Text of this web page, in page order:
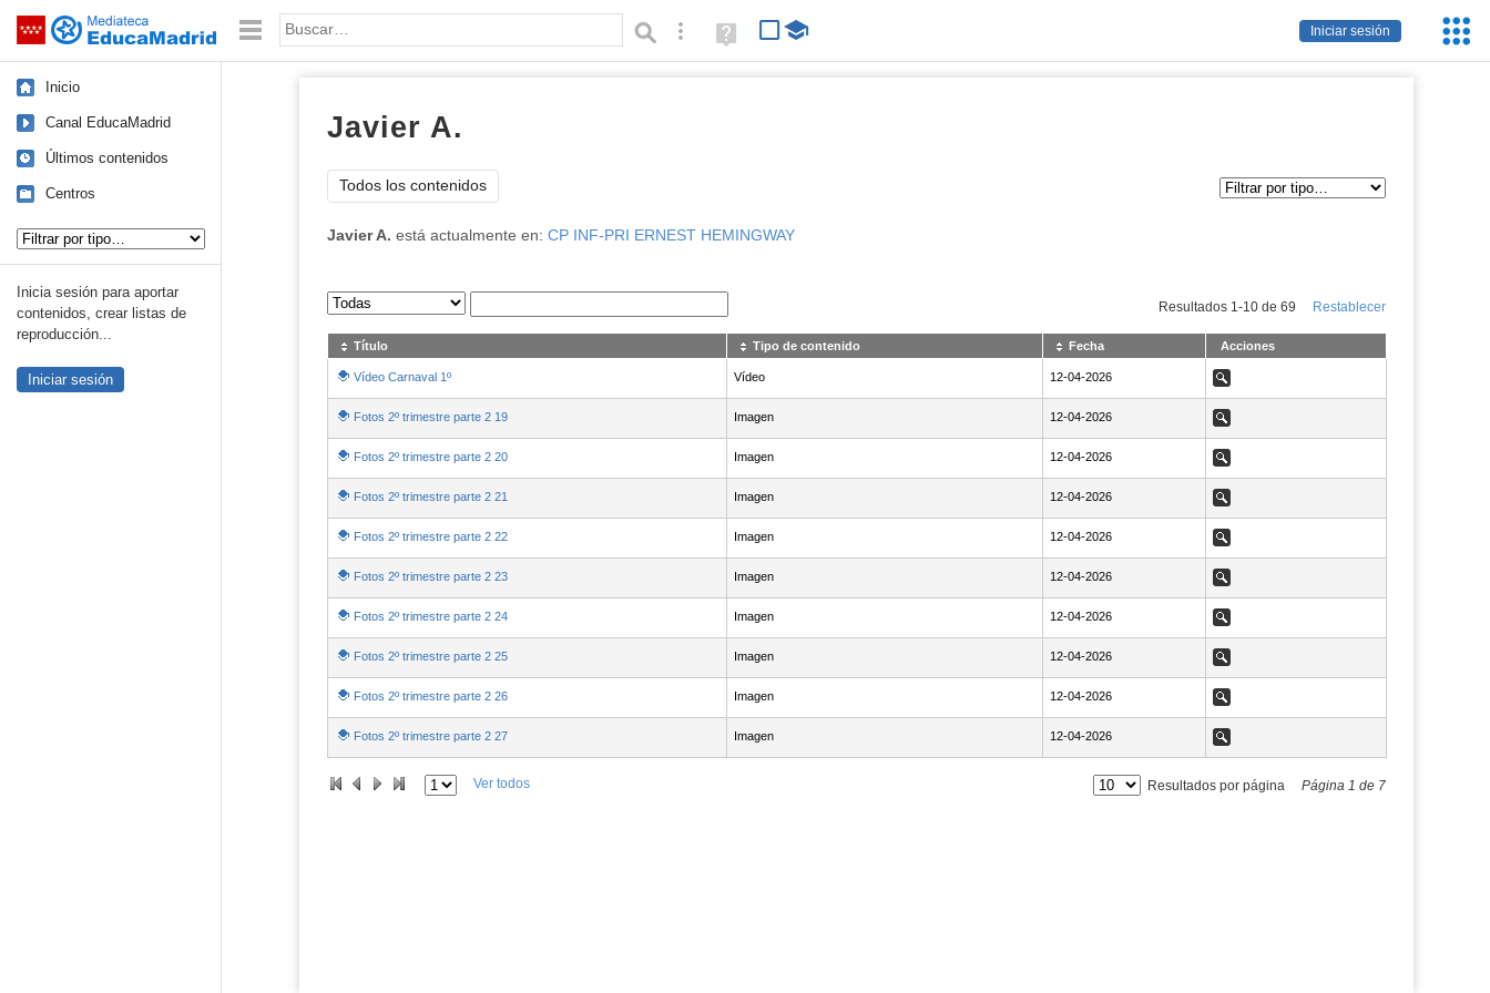
Saltar navegación
Iniciar sesión
Palabra o frase: Búsqueda avanzada
Ayuda
(en
Inicio
Canal EducaMadrid
Últimos contenidos
Centros
Inicia sesión para aportar
contenidos, crear listas de
reproducción...
Iniciar sesión
Javier A.
Todos los contenidos
Javier A. está actualmente en: CP INF-PRI ERNEST HEMINGWAY
Sus archivos Resultados 1 -10de 69 Restablecer
Título Tipo de contenido Fecha Acciones
Vídeo Carnaval 1º Vídeo NaN12-04-2026
12-04-2026 Ver
Fotos 2º trimestre parte 2 19 Imagen NaN12-04-2026
12-04-2026 Ver
Fotos 2º trimestre parte 2 20 Imagen NaN12-04-2026
12-04-2026 Ver
Fotos 2º trimestre parte 2 21 Imagen NaN12-04-2026
12-04-2026 Ver
Fotos 2º trimestre parte 2 22 Imagen NaN12-04-2026
12-04-2026 Ver
Fotos 2º trimestre parte 2 23 Imagen NaN12-04-2026
12-04-2026 Ver
Fotos 2º trimestre parte 2 24 Imagen NaN12-04-2026
12-04-2026 Ver
Fotos 2º trimestre parte 2 25 Imagen NaN12-04-2026
12-04-2026 Ver
Fotos 2º trimestre parte 2 26 Imagen NaN12-04-2026
12-04-2026 Ver
Fotos 2º trimestre parte 2 27 Imagen NaN12-04-2026
12-04-2026 Ver
Ver todos Resultados por página Página 1 de 7